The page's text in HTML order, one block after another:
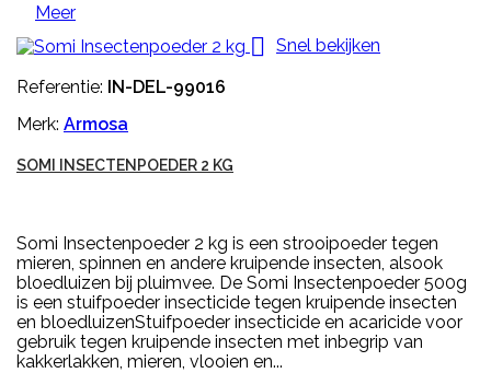
Meer
 Snel bekijken
Referentie: IN-DEL-99016
Merk: Armosa
SOMI INSECTENPOEDER 2 KG
Somi Insectenpoeder 2 kg is een strooipoeder tegen
mieren, spinnen en andere kruipende insecten, alsook
bloedluizen bij pluimvee. De Somi Insectenpoeder 500g
is een stuifpoeder insecticide tegen kruipende insecten
en bloedluizenStuifpoeder insecticide en acaricide voor
gebruik tegen kruipende insecten met inbegrip van
kakkerlakken, mieren, vlooien en...